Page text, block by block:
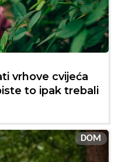
vrhove cvijeća
to ipak trebali
DOM